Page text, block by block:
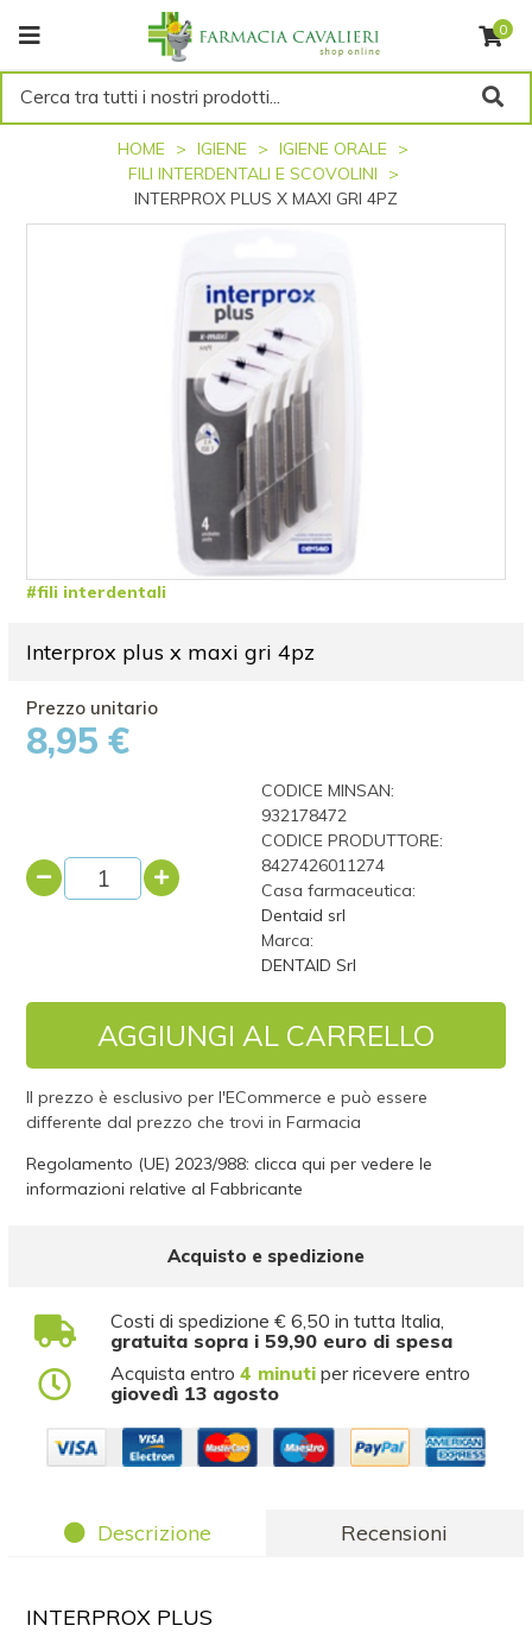
0
Cerca tra tutti i nostri prodotti...
HOME IGIENE
IGIENE ORALE
FILI INTERDENTALI E SCOVOLINI
INTERPROX PLUS X MAXI GRI 4PZ
#fili interdentali
Interprox plus x maxi gri 4pz
8,95 €
CODICE MINSAN:
932178472
CODICE PRODUTTORE:
8427426011274
Casa farmaceutica:
Dentaid srl
Marca:
DENTAID Srl
AGGIUNGI AL CARRELLO
Il prezzo è esclusivo per l'ECommerce e può essere
differente dal prezzo che trovi in Farmacia
Regolamento (UE) 2023/988: clicca qui per vedere le
informazioni relative al Fabbricante
Acquisto e spedizione
Costi di spedizione € 6,50 in tutta Italia,
gratuita sopra i 59,90 euro di spesa
Acquista entro4 minuti per ricevere entro
giovedì 13 agosto
Descrizione Recensioni
INTERPROX PLUS